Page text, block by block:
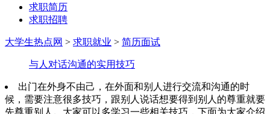
求职简历
求职招聘
大学生热点网 > 求职就业 > 简历面试
与人对话沟通的实用技巧
出门在外身不由己，在外面和别人进行交流和沟通的时
候，需要注意很多技巧，跟别人说话想要得到别人的尊重就要
先尊重别人。大家可以多学习一些相关技巧，下面为大家介绍